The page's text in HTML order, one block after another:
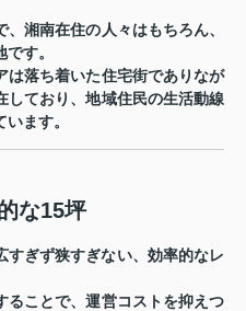
湘南在住の人々はもちろん、
す。
は落ち着いた住宅街でありなが
しており、地域住民の生活動線
ます。
な15坪
すぎず狭すぎない、効率的なレ
ることで、運営コストを抑えつ